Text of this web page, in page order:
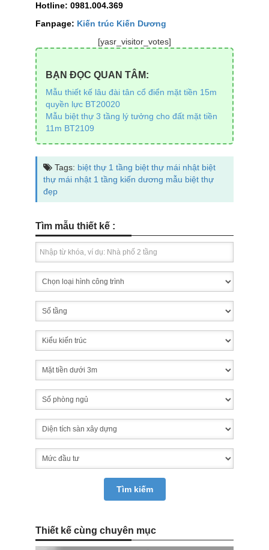
Hotline: 0981.004.369
Fanpage: Kiến trúc Kiến Dương
[yasr_visitor_votes]
BẠN ĐỌC QUAN TÂM:
Mẫu thiết kế lâu đài tân cổ điển mặt tiền 15m
quyền lực BT20020
Mẫu biệt thự 3 tầng lý tưởng cho đất mặt tiền
11m BT2109
Tags: biệt thự 1 tầng biệt thự mái nhật biệt
thự mái nhật 1 tầng kiến dương mẫu biệt thự
đẹp
Tìm mẫu thiết kế :
Thiết kế cùng chuyên mục